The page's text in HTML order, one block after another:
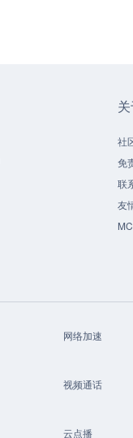
社
免
联
友
网络加速
视频通话
云点播